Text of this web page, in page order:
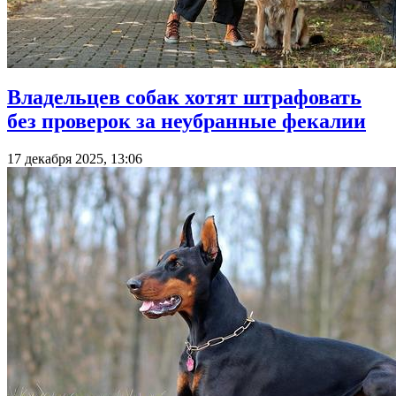
Владельцев собак хотят штрафовать
без проверок за неубранные фекалии
17 декабря 2025, 13:06